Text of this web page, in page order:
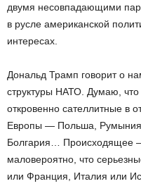
двумя несовпадающими
в русле американской
интересах.
Дональд Трамп говорит о
структуры НАТО. Думаю, что
откровенно сателлитные в
Европы — Польша, Румыния,
Болгария… Происходящее
маловероятно, что
или Франция, Италия или